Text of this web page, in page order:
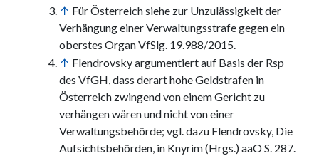
↑ Für Österreich siehe zur Unzulässigkeit der
Verhängung einer Verwaltungsstrafe gegen ein
oberstes Organ VfSlg. 19.988/2015.
↑ Flendrovsky argumentiert auf Basis der Rsp
des VfGH, dass derart hohe Geldstrafen in
Österreich zwingend von einem Gericht zu
verhängen wären und nicht von einer
Verwaltungsbehörde; vgl. dazu Flendrovsky, Die
Aufsichtsbehörden, in Knyrim (Hrgs.) aaO S. 287.